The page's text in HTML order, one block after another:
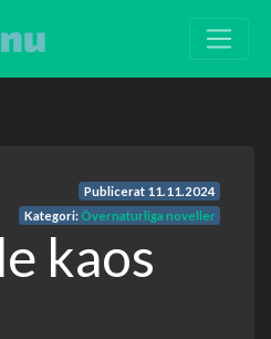
Publicerat 11.11.2024
Kategori:Övernaturliga noveller
kaos